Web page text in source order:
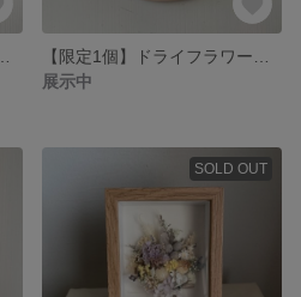
展示中
SOLD OUT